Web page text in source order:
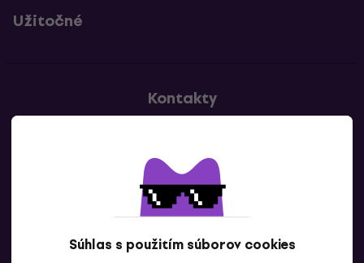
Súhlas s použitím súborov cookies
Užitočné
Kontakty